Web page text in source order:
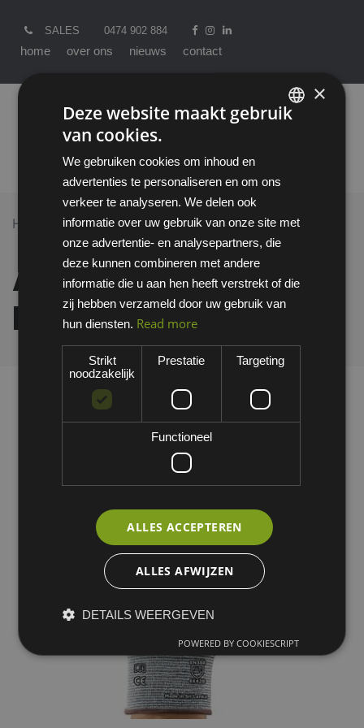
SALES 0474 902 884
home over ons nieuws contact
Home >All Products
Ansell HyFlex 11-531 handschoen
Ansell HyFlex 11-531
handschoen
×
Deze website maakt gebruik
van cookies.
We gebruiken cookies om inhoud en
advertenties te personaliseren en om ons
verkeer te analyseren. We delen ook
informatie over uw gebruik van onze site met
onze advertentie- en analysepartners, die
deze kunnen combineren met andere
informatie die u aan hen heeft verstrekt of die
zij hebben verzameld door uw gebruik van
hun diensten. Read more
Strikt
noodzakelijk
Prestatie Targeting
Functioneel
ALLES ACCEPTEREN
ALLES AFWIJZEN
DETAILS WEERGEVEN
POWERED BY COOKIESCRIPT